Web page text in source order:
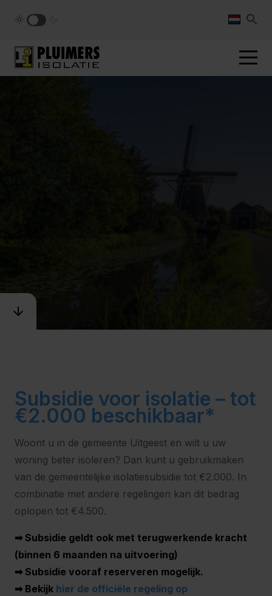
Subsidie voor isolatie – tot
€2.000 beschikbaar*
Woont u in de gemeente Uitgeest en wilt u uw
woning beter isoleren? Dan kunt u gebruikmaken
van de gemeentelijke isolatiesubsidie tot €2.000. In
combinatie met andere regelingen kan dit bedrag
oplopen tot €4.500.
➡ Subsidie geldt ook met terugwerkende kracht
(binnen 6 maanden na uitvoering)
➡ Subsidie vooraf reserveren mogelijk.
➡ Bekijk hier de officiële regeling op